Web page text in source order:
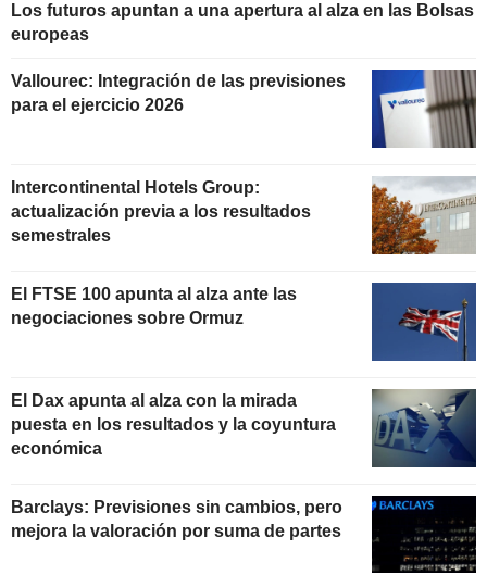
Los futuros apuntan a una apertura al alza en las Bolsas
europeas
Vallourec: Integración de las previsiones
para el ejercicio 2026
Intercontinental Hotels Group:
actualización previa a los resultados
semestrales
El FTSE 100 apunta al alza ante las
negociaciones sobre Ormuz
El Dax apunta al alza con la mirada
puesta en los resultados y la coyuntura
económica
Barclays: Previsiones sin cambios, pero
mejora la valoración por suma de partes